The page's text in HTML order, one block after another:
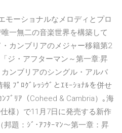
モーショナルなメロディとプロ
一無二の音楽世界を構築して
カンブリアのメジャー移籍第2
ジ・アフターマン～第一章:昇
ンブリアのシングル・アルバ
ﾌﾟﾛｸﾞﾚｯｼｳﾞとｴﾓｰｼｮﾅﾙを併せ
ﾌﾞﾘｱ（Coheed & Cambria）｡海
様）で11月7日に発売する新作
邦題：ｼﾞ･ｱﾌﾀｰﾏﾝ～第一章：昇